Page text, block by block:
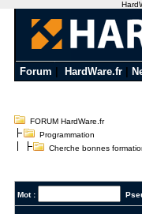
Forum HardWare.fr
FORUM HardWare.fr
Programmation
Cherche bonnes
Mot :